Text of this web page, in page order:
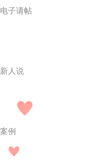
电子请帖
新人说
案例